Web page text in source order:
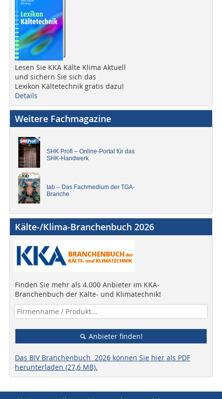
Lesen Sie KKA Kälte Klima Aktuell
und sichern Sie sich das
Lexikon Kältetechnik gratis dazu!
Details
Weitere Fachmagazine
SHK Profi – Online-Portal für das
SHK-Handwerk
tab – Das Fachmedium der TGA-
Branche
Kälte-/Klima-Branchenbuch 2026
Finden Sie mehr als 4.000 Anbieter im KKA-
Branchenbuch der Kälte- und Klimatechnik!
Anbieter finden!
Das BIV Branchenbuch 2026 können Sie hier als PDF
herunterladen (27,6 MB).